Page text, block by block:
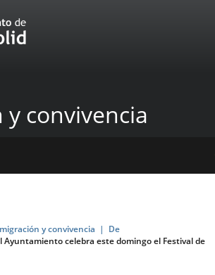
convivencia
y convivencia
De
Ayuntamiento celebra este domingo el Festival de